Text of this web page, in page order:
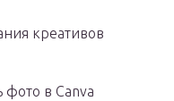
креативов
в Canva